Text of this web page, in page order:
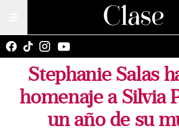
Stephanie Salas
homenaje a Silvia
un año de su